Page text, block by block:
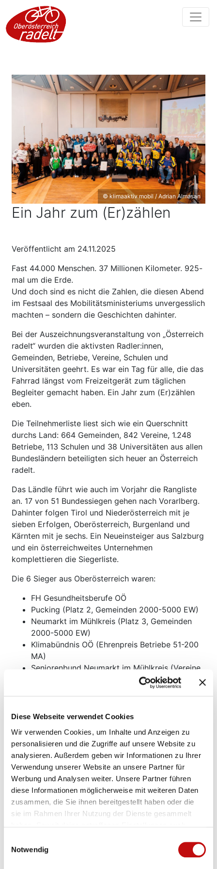
Diese Webseite verwendet Cookies
Wir verwenden Cookies, um Inhalte und Anzeigen zu
personalisieren und die Zugriffe auf unsere Website zu
analysieren. Außerdem geben wir Informationen zu Ihrer
Verwendung unserer Website an unsere Partner für
Werbung und Analysen weiter. Unsere Partner führen
diese Informationen möglicherweise mit weiteren Daten
zusammen, die Sie ihnen bereitgestellt haben oder die
sie im Rahmen Ihrer Nutzung der Dienste gesammelt
eines Angemessenheitsbeschlusses nach Art 45 DSGVO
Notwendig
Ein Jahr zum (Er)zählen
Veröffentlicht am 24.11.2025
Fast 44.000 Menschen. 37 Millionen Kilometer. 925-
mal um die Erde.
Und doch sind es nicht die Zahlen, die diesen Abend
im Festsaal des Mobilitätsministeriums unvergesslich
machten – sondern die Geschichten dahinter.
Bei der Auszeichnungsveranstaltung von „Österreich
radelt“ wurden die aktivsten Radler:innen,
Gemeinden, Betriebe, Vereine, Schulen und
Universitäten geehrt. Es war ein Tag für alle, die das
Fahrrad längst vom Freizeitgerät zum täglichen
Begleiter gemacht haben. Ein Jahr zum (Er)zählen
eben.
Die Teilnehmerliste liest sich wie ein Querschnitt
durchs Land: 664 Gemeinden, 842 Vereine, 1.248
Betriebe, 113 Schulen und 38 Universitäten aus allen
Bundesländern beteiligten sich heuer an Österreich
radelt.
Das Ländle führt wie auch im Vorjahr die Rangliste
an. 17 von 51 Bundessiegen gehen nach Vorarlberg.
Dahinter folgen Tirol und Niederösterreich mit je
sieben Erfolgen, Oberösterreich, Burgenland und
Kärnten mit je sechs. Ein Neueinsteiger aus Salzburg
und ein österreichweites Unternehmen
komplettieren die Siegerliste.
Die 6 Sieger aus Oberösterreich waren:
FH Gesundheitsberufe OÖ
Pucking (Platz 2, Gemeinden 2000-5000 EW)
Neumarkt im Mühlkreis (Platz 3, Gemeinden
2000-5000 EW)
Klimabündnis OÖ (Ehrenpreis Betriebe 51-200
MA)
Seniorenbund Neumarkt im Mühlkreis (Vereine
und Organisationen 201 - 1.000 Mitglieder)
Mittelschule Hochburg-Ach (Neueinsteiger
Ausgezeichnete Radler:innen
Am 17. November wurden die Bundessieger:innen
2025 ausgezeichnet – vom kleinsten Unternehmen
bis zur größten Gemeinde. Auf der Bühne standen
Menschen, die eines gemeinsam haben: Sie reden
nicht nur über Veränderung, sie leben sie.
Bürgermeister:innen, die voranradeln.
Lehrer:innen, die mit ihren Klassen den Schulweg neu
Vereine, die Gemeinschaft auf zwei Rädern leben.
© klimaaktiv mobil / Adrian Almasan